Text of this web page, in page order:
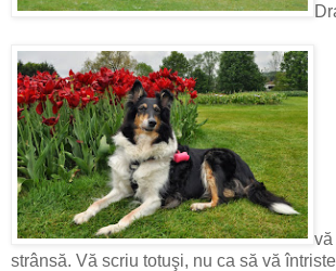
vă
strânsă. Vă scriu totuşi, nu ca să vă